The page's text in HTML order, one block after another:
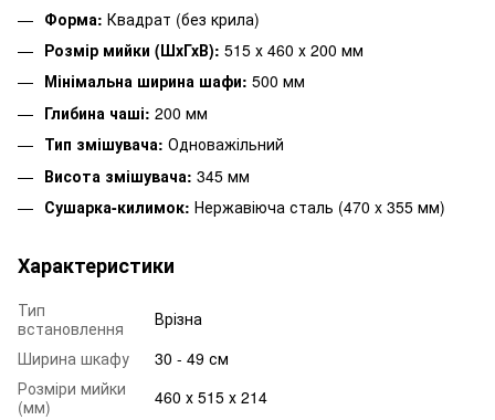
Форма: Квадрат (без крила)
Розмір мийки (ШхГхВ): 515 х 460 х 200 мм
Мінімальна ширина шафи: 500 мм
Глибина чаші: 200 мм
Тип змішувача: Одноважільний
Висота змішувача: 345 мм
Сушарка-килимок: Нержавіюча сталь (470 x 355 мм)
Характеристики
Тип
встановлення
Врізна
Ширина шкафу
30 - 49 см
Розміри мийки
(мм)
460 х 515 х 214